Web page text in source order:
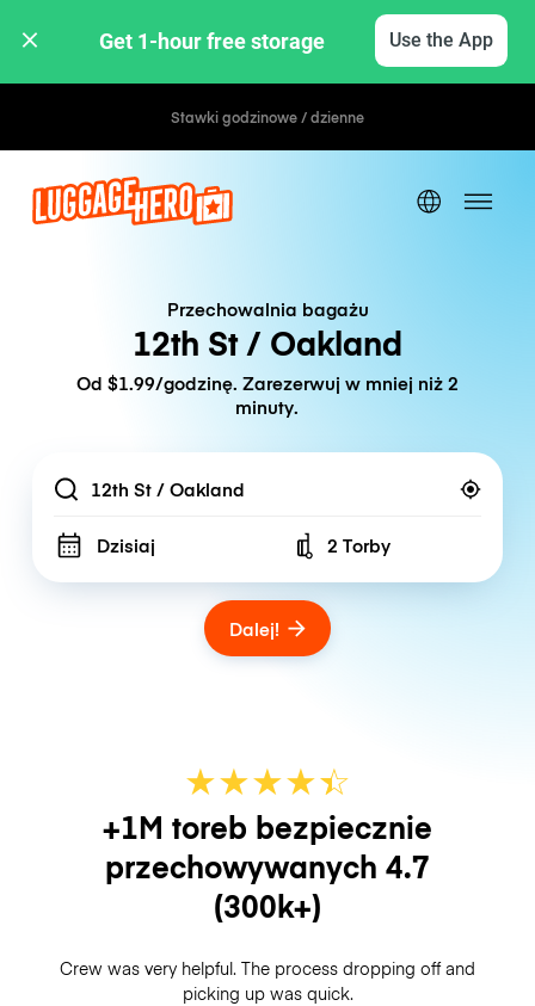
Get 1-hour free storage Use the App
Stawki godzinowe / dzienne
Przechowalnia bagażu
12th St / Oakland
Od $1.99/godzinę. Zarezerwuj w mniej niż 2
minuty.
Location
Dzisiaj Number of bags
2 Torby
Dalej!
★★★★☆
★
+1M toreb bezpiecznie
przechowywanych 4.7
(300k+)
Crew was very helpful. The process dropping off and
picking up was quick.